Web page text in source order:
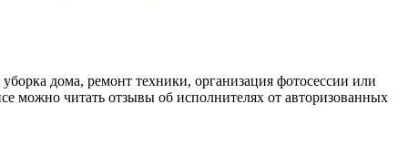
дома, ремонт техники, организация фотосессии или
можно читать отзывы об исполнителях от авторизованных